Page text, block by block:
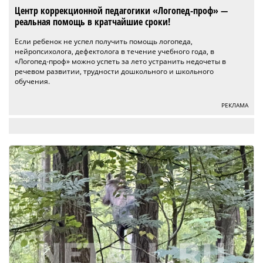
Центр коррекционной педагогики «Логопед-проф» —
реальная помощь в кратчайшие сроки!
Если ребенок не успел получить помощь логопеда,
нейропсихолога, дефектолога в течение учебного года, в
«Логопед-проф» можно успеть за лето устранить недочеты в
речевом развитии, трудности дошкольного и школьного
обучения.
РЕКЛАМА